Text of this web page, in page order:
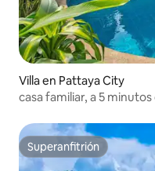
Villa en Pattaya City
Superanfitrión
Superanfitrión